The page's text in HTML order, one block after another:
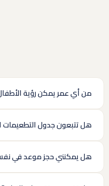
من أي عمر يمكن رؤية
هل تتبعون جدول التطعيمات
هل يمكنني حجز موعد في